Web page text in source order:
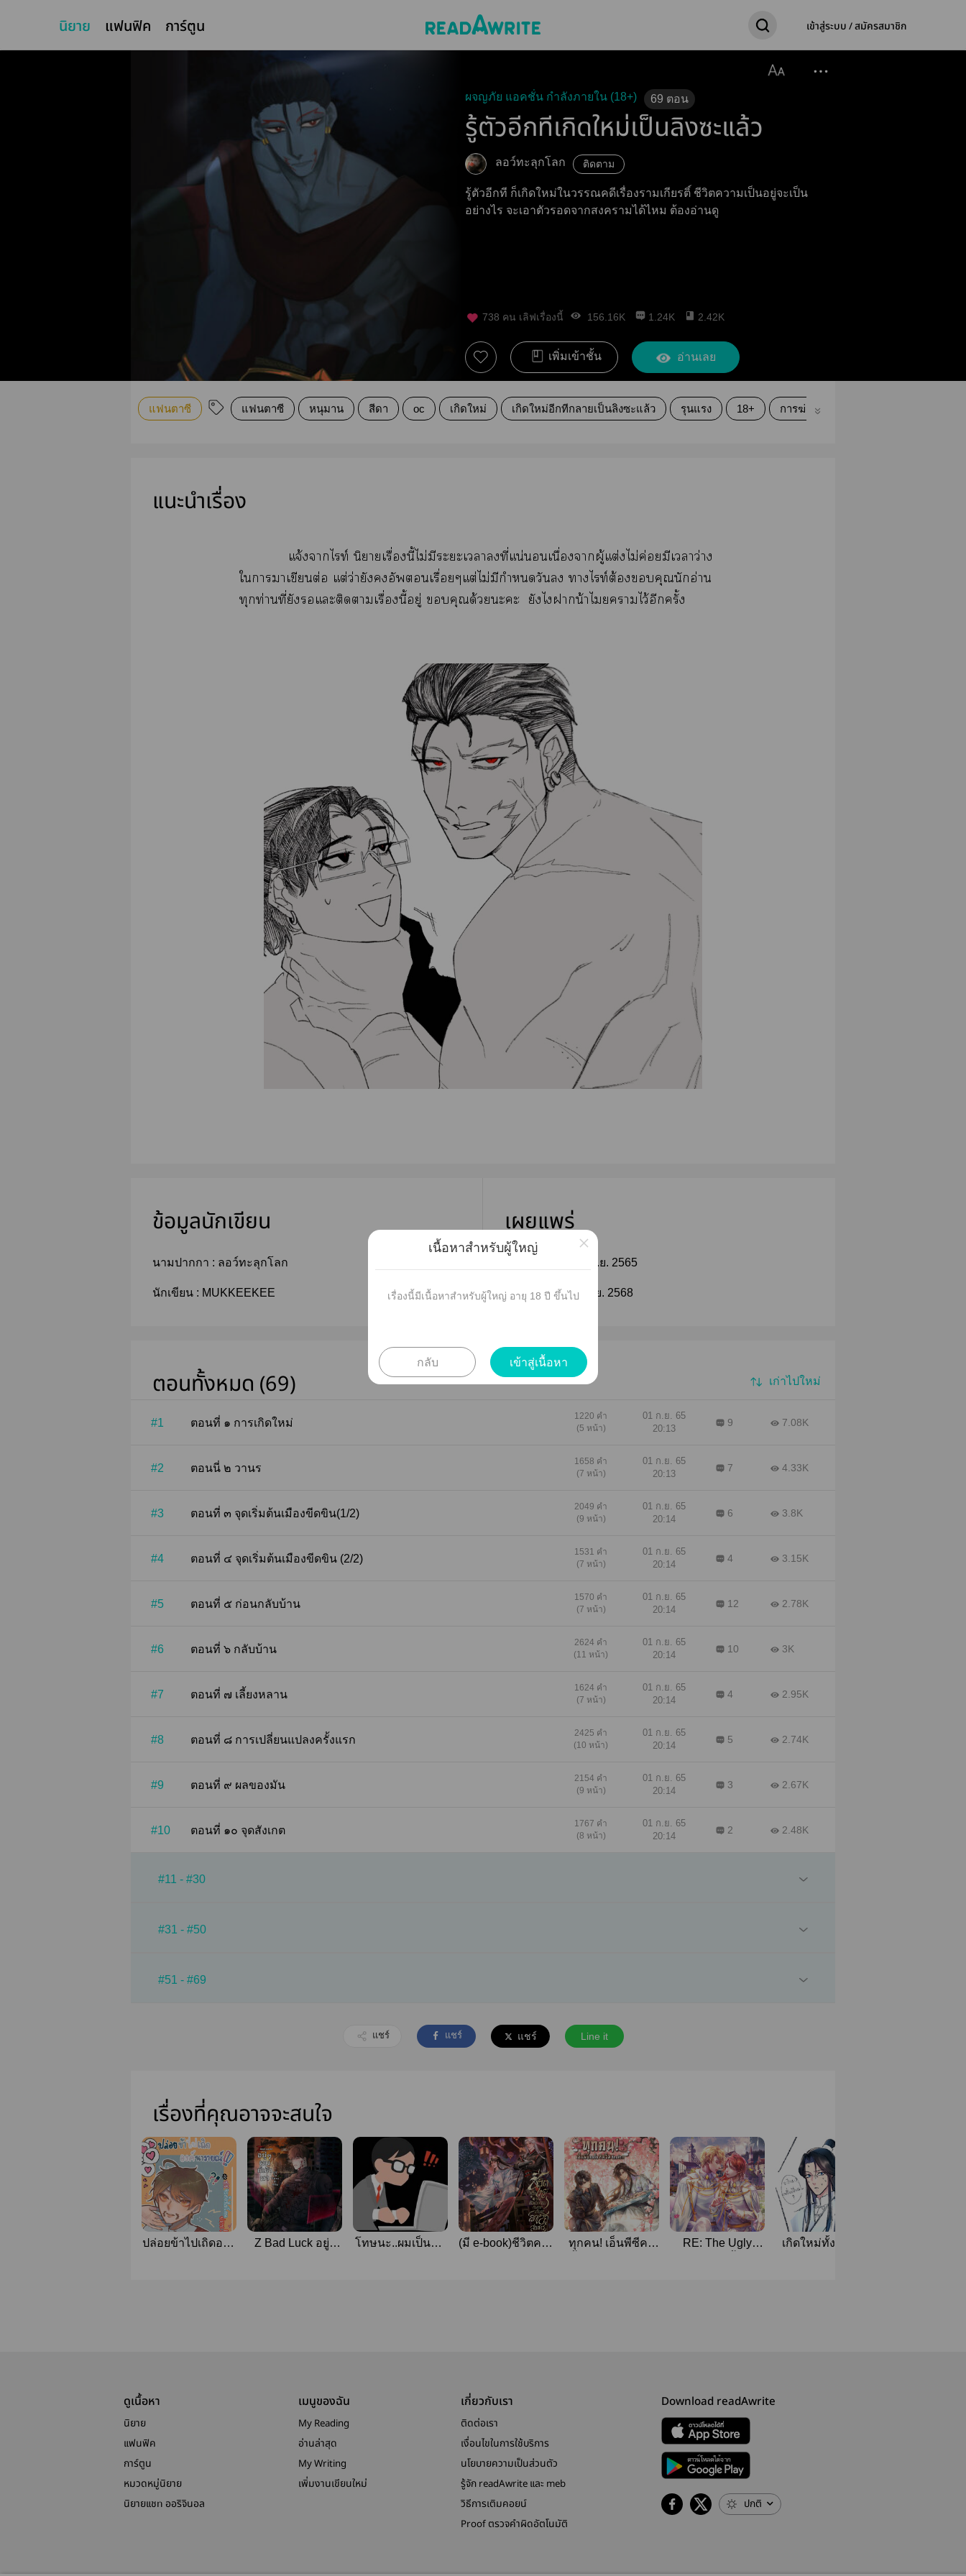
นิยาย แฟนฟิค การ์ตูน เข้าสู่ระบบ / สมัครสมาชิก
ผจญภัย แอคชั่น กำลังภายใน (18+) 69 ตอน
รู้ตัวอีกทีเกิดใหม่เป็นลิงซะแล้ว
ลอว์ทะลุกโลก ติดตาม
รู้ตัวอีกที ก็เกิดใหม่ในวรรณคดีเรื่องรามเกียรติ์ ชีวิตความเป็นอยู่จะเป็น
อย่างไร จะเอาตัวรอดจากสงครามได้ไหม ต้องอ่านดู
738 คน เลิฟเรื่องนี้ 156.16K 1.24K 2.42K
เพิ่มเข้าชั้น อ่านเลย
แฟนตาซี แฟนตาซี หนุมาน สีดา oc เกิดใหม่ เกิดใหม่อีกทีกลายเป็นลิงซะแล้ว รุนแรง 18+ การฆ่า
แนะนำเรื่อง
แจ้งาไท์ นิยายเรื่องนี้ไม่มีะะเาที่แน่นอนเนื่องจากผู้แต่งไม่ค่อยมีเาว่าง
ใาาเขียนต่อ แต่ว่ายังอัพเรื่อยๆแต่ไม่มีกำหนดวัน าไท์ต้องคุณนักอ่าน
ทุกท่านที่ยังแะติดาเรื่องนี้อยู่ คุณด้วยะะ ยังไาน้าไมยาไว้อีกครั้ง
ข้อมูลนักเขียน
นามปากกา : ลอว์ทะลุกโลก
นักเขียน : MUKKEEKEE ติดตาม
เผยแพร่
01 ก.ย. 2565
แก้ไขล่าสุด :08 ก.ย. 2568
ตอนทั้งหมด (69) เก่าไปใหม่
#1 ตอนที่ ๑ การเกิดใหม่
1220 คำ
(5 หน้า)
01 ก.ย. 65
20:13
9 7.08K
#2 ตอนนี่ ๒ วานร
1658 คำ
(7 หน้า)
01 ก.ย. 65
20:13
7 4.33K
#3 ตอนที่ ๓ จุดเริ่มต้นเมืองขีดขิน(1/2)
2049 คำ
(9 หน้า)
01 ก.ย. 65
20:14
6 3.8K
#4 ตอนที่ ๔ จุดเริ่มต้นเมืองขีดขิน (2/2)
1531 คำ
(7 หน้า)
01 ก.ย. 65
20:14
4 3.15K
#5 ตอนที่ ๕ ก่อนกลับบ้าน
1570 คำ
(7 หน้า)
01 ก.ย. 65
20:14
12 2.78K
#6 ตอนที่ ๖ กลับบ้าน
2624 คำ
(11 หน้า)
01 ก.ย. 65
20:14
10 3K
#7 ตอนที่ ๗ เลี้ยงหลาน
1624 คำ
(7 หน้า)
01 ก.ย. 65
20:14
4 2.95K
#8 ตอนที่ ๘ การเปลี่ยนแปลงครั้งแรก
2425 คำ
(10 หน้า)
01 ก.ย. 65
20:14
5 2.74K
#9 ตอนที่ ๙ ผลของมัน
2154 คำ
(9 หน้า)
01 ก.ย. 65
20:14
3 2.67K
#10 ตอนที่ ๑๐ จุดสังเกต
1767 คำ
(8 หน้า)
01 ก.ย. 65
20:14
2 2.48K
#11 - #30
#31 - #50
#51 - #69
แชร์ แชร์ แชร์ Line it
เรื่องที่คุณอาจจะสนใจ
ปล่อยข้าไปเถิดองค์
Z Bad Luck อยู่ๆ
โทษนะ..ผมเป็นแค่
(มี e-book)ชีวิตครั้ง
ทุกคน! เอ็นพีซีคน
RE: The Ugly
เกิดใหม่ทั้งทีไฉน
ดูเนื้อหา
นิยาย
แฟนฟิค
การ์ตูน
หมวดหมู่นิยาย
นิยายแชท ออริจินอล
เมนูของฉัน
My Reading
อ่านล่าสุด
My Writing
เพิ่มงานเขียนใหม่
เกี่ยวกับเรา
ติดต่อเรา
เงื่อนไขในการใช้บริการ
นโยบายความเป็นส่วนตัว
รู้จัก readAwrite และ meb
วิธีการเติมคอยน์
Proof ตรวจคำผิดอัตโนมัติ
Download readAwrite
ปกติ
เนื้อหาสำหรับผู้ใหญ่
เรื่องนี้มีเนื้อหาสำหรับผู้ใหญ่ อายุ 18 ปี ขึ้นไป
กลับ เข้าสู่เนื้อหา
×